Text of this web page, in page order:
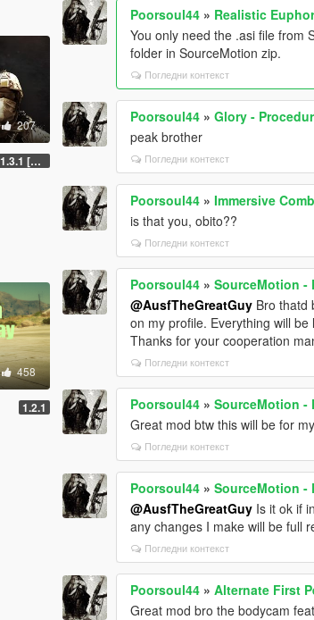
207
1.3.1 [LEGACY]
458
1.2.1
Poorsoul44 » Realistic
You only need the .asi file from
folder in SourceMotion zip.
Погледни контекст
Poorsoul44 »Glory -
peak brother
Погледни контекст
Poorsoul44 »Immersive
is that you, obito??
Погледни контекст
Poorsoul44 »SourceMotion -
@AusfTheGreatGuy Bro thatd
on my profile. Everything will
Thanks for your cooperation
Погледни контекст
Poorsoul44 »SourceMotion -
Great mod btw this will be for
Погледни контекст
Poorsoul44 »SourceMotion -
@AusfTheGreatGuy Is it ok if
any changes I make will be full
Погледни контекст
Poorsoul44 »Alternate First
Great mod bro the bodycam